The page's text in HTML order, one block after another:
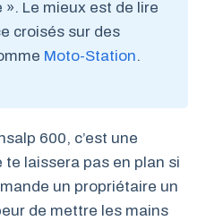
Le mieux est de lire
croisés sur des
Moto-Station.
600, c’est une
laissera pas en plan si
un propriétaire un
de mettre les mains